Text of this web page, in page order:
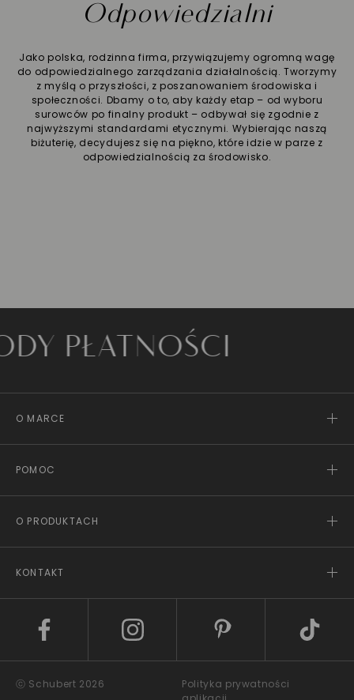
Odpowiedzialni
Jako polska, rodzinna firma, przywiązujemy ogromną wagę
do odpowiedzialnego zarządzania działalnością. Tworzymy
z myślą o przyszłości, z poszanowaniem środowiska i
społeczności. Dbamy o to, aby każdy etap – od wyboru
surowców po finalny produkt – odbywał się zgodnie z
najwyższymi standardami etycznymi. Wybierając naszą
biżuterię, decydujesz się na piękno, które idzie w parze z
odpowiedzialnością za środowisko.
O MARCE
POMOC
O PRODUKTACH
KONTAKT
ⓒ Schubert 2026
Polityka prywatności